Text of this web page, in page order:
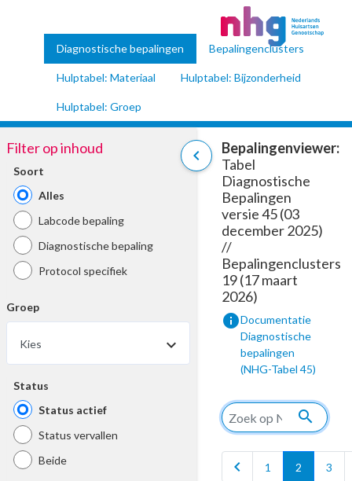
Diagnostische bepalingen Bepalingenclusters
Hulptabel: Materiaal Hulptabel: Bijzonderheid
Hulptabel: Groep
chevron_left
Filter op inhoud
Soort
Alles
Labcode bepaling
Diagnostische bepaling
Protocol specifiek
Groep
Kies
Status
Status actief
Status vervallen
Beide
Bepalingenviewer:
Tabel
Diagnostische
Bepalingen
versie 45 (03
december 2025)
//
Bepalingenclusters
19 (17 maart
2026)
infoDocumentatie
Diagnostische
bepalingen
(NHG-Tabel 45)
search
chevron_left 1 2 3